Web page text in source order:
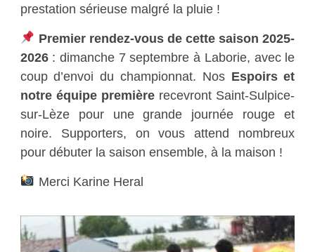
prestation sérieuse malgré la pluie !
Premier rendez-vous de cette saison 2025-
2026: dimanche 7 septembre à Laborie, avec le
coup d’envoi du championnat. Nos Espoirs et
notre équipe premièrerecevront Saint-Sulpice-
sur-Lèze pour une grande journée rouge et
noire. Supporters, on vous attend nombreux
pour débuter la saison ensemble, à la maison !
Merci Karine Heral